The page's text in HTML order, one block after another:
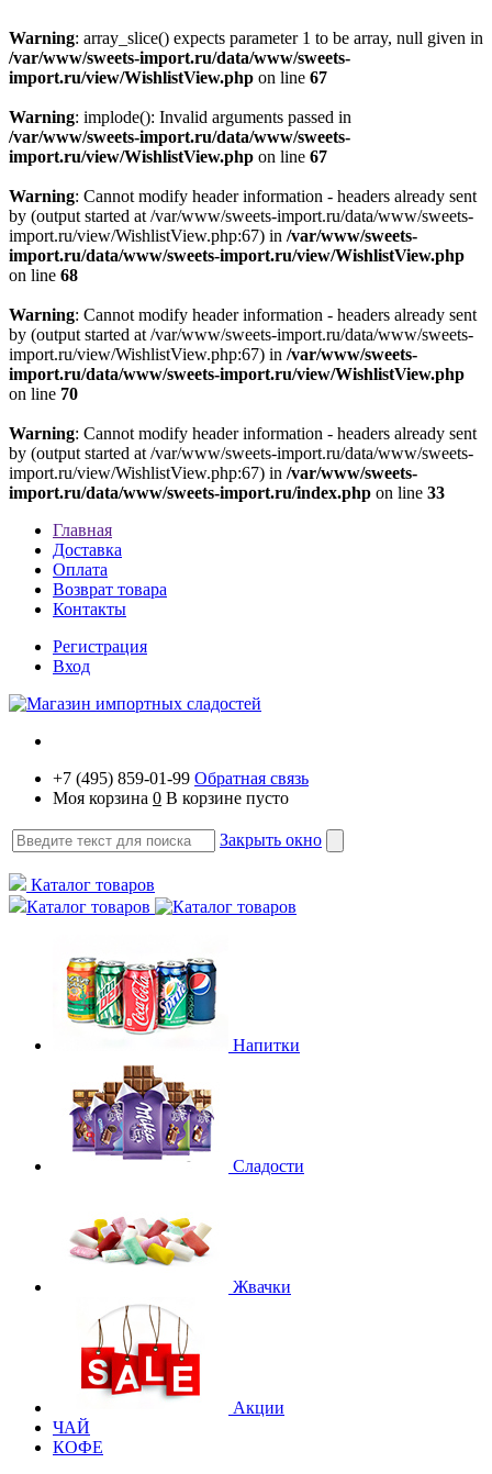
Warning: array_slice() expects parameter 1 to be array, null given in
/var/www/sweets-import.ru/data/www/sweets-
import.ru/view/WishlistView.php on line 67
Warning: implode(): Invalid arguments passed in
/var/www/sweets-import.ru/data/www/sweets-
import.ru/view/WishlistView.php on line 67
Warning: Cannot modify header information - headers already sent
by (output started at /var/www/sweets-import.ru/data/www/sweets-
import.ru/view/WishlistView.php:67) in /var/www/sweets-
import.ru/data/www/sweets-import.ru/view/WishlistView.php
on line 68
Warning: Cannot modify header information - headers already sent
by (output started at /var/www/sweets-import.ru/data/www/sweets-
import.ru/view/WishlistView.php:67) in /var/www/sweets-
import.ru/data/www/sweets-import.ru/view/WishlistView.php
on line 70
Warning: Cannot modify header information - headers already sent
by (output started at /var/www/sweets-import.ru/data/www/sweets-
import.ru/view/WishlistView.php:67) in /var/www/sweets-
import.ru/data/www/sweets-import.ru/index.php on line 33
Главная
Доставка
Оплата
Возврат товара
Контакты
Регистрация
Вход
+7 (495) 859-01-99 Обратная связь
Моя корзина 0 В корзине пусто
Закрыть окно
Каталог товаров
Каталог товаров
Напитки
Сладости
Жвачки
Акции
ЧАЙ
КОФЕ